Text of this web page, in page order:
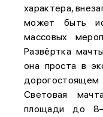
характера,
может быть
массовых
Развёртка
она проста в
Световая
площади до